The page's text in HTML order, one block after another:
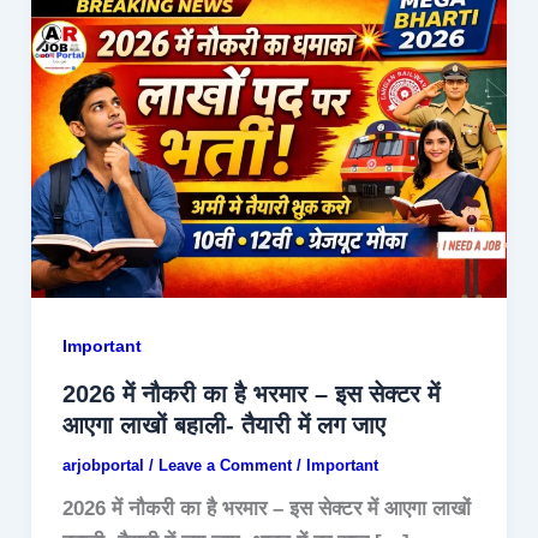
Important
2026 में नौकरी का है भरमार – इस सेक्टर में
आएगा लाखों बहाली- तैयारी में लग जाए
arjobportal / Leave a Comment / Important
2026 में नौकरी का है भरमार – इस सेक्टर में आएगा लाखों